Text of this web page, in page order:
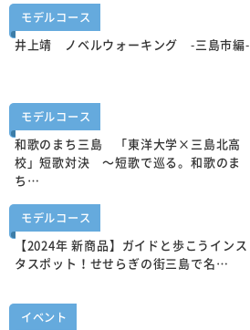
モデルコース
井上靖 ノベルウォーキング -三島市編-
モデルコース
和歌のまち三島 「東洋大学×三島北高
校」短歌対決 ～短歌で巡る。和歌のま
ち…
モデルコース
【2024年 新商品】ガイドと歩こうインス
タスポット！せせらぎの街三島で名…
イベント